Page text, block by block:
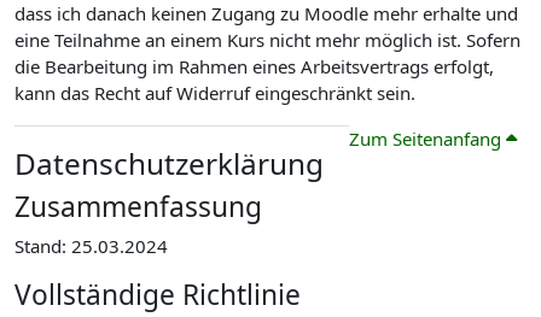
dass ich danach keinen Zugang zu Moodle mehr erhalte und
eine Teilnahme an einem Kurs nicht mehr möglich ist. Sofern
die Bearbeitung im Rahmen eines Arbeitsvertrags erfolgt,
kann das Recht auf Widerruf eingeschränkt sein.
Zum Seitenanfang
Datenschutzerklärung
Zusammenfassung
Stand: 25.03.2024
Vollständige Richtlinie